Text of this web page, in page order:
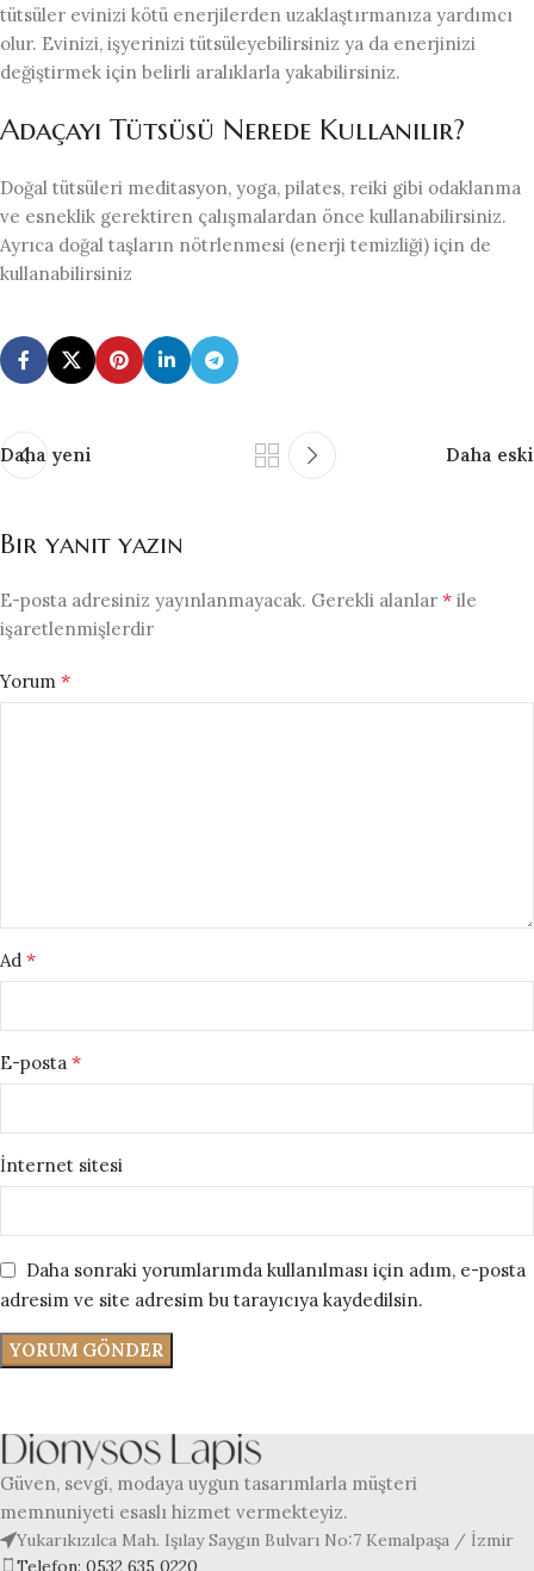
tütsüler evinizi kötü enerjilerden uzaklaştırmanıza yardımcı
olur. Evinizi, işyerinizi tütsüleyebilirsiniz ya da enerjinizi
değiştirmek için belirli aralıklarla yakabilirsiniz.
Adaçayı Tütsüsü Nerede Kullanılır?
Doğal tütsüleri meditasyon, yoga, pilates, reiki gibi odaklanma
ve esneklik gerektiren çalışmalardan önce kullanabilirsiniz.
Ayrıca doğal taşların nötrlenmesi (enerji temizliği) için de
kullanabilirsiniz
Daha yeni Daha eski
Bir yanıt yazın
E-posta adresiniz yayınlanmayacak. Gerekli alanlar * ile
işaretlenmişlerdir
Yorum *
Ad *
E-posta *
İnternet sitesi
Daha sonraki yorumlarımda kullanılması için adım, e-posta
adresim ve site adresim bu tarayıcıya kaydedilsin.
Güven, sevgi, modaya uygun tasarımlarla müşteri
memnuniyeti esaslı hizmet vermekteyiz.
Yukarıkızılca Mah. Işılay Saygın Bulvarı No:7 Kemalpaşa / İzmir
Telefon: 0532 635 0220